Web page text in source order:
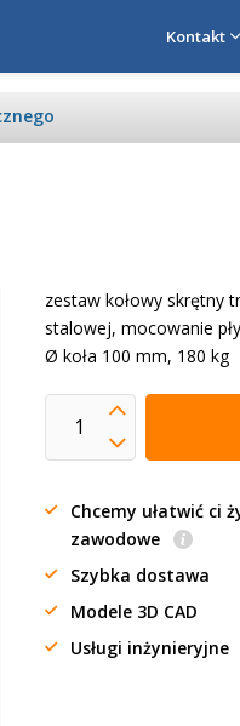
Kontakt
zestaw kołowy skrętny
stalowej, mocowanie
Ø koła 100 mm, 180 kg
Chcemy ułatwić ci
zawodowe
Szybka dostawa
Modele 3D CAD
Usługi inżynieryjne